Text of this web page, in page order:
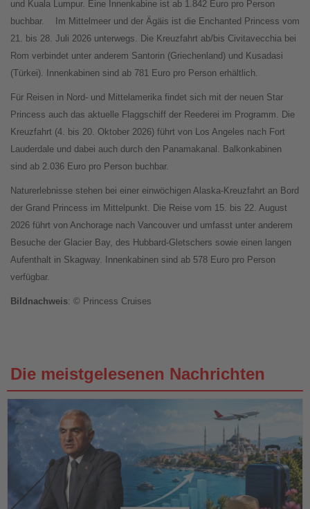
und Kuala Lumpur. Eine Innenkabine ist ab 1.842 Euro pro Person
buchbar.
Im Mittelmeer und der Ägäis ist die Enchanted Princess vom
21. bis 28. Juli 2026 unterwegs. Die Kreuzfahrt ab/bis Civitavecchia bei
Rom verbindet unter anderem Santorin (Griechenland) und Kusadasi
(Türkei). Innenkabinen sind ab 781 Euro pro Person erhältlich.
Für Reisen in Nord- und Mittelamerika findet sich mit der neuen Star
Princess auch das aktuelle Flaggschiff der Reederei im Programm. Die
Kreuzfahrt (4. bis 20. Oktober 2026) führt von Los Angeles nach Fort
Lauderdale und dabei auch durch den Panamakanal. Balkonkabinen
sind ab 2.036 Euro pro Person buchbar.
Naturerlebnisse stehen bei einer einwöchigen Alaska-Kreuzfahrt an Bord
der Grand Princess im Mittelpunkt. Die Reise vom 15. bis 22. August
2026 führt von Anchorage nach Vancouver und umfasst unter anderem
Besuche der Glacier Bay, des Hubbard-Gletschers sowie einen langen
Aufenthalt in Skagway. Innenkabinen sind ab 578 Euro pro Person
verfügbar.
Bildnachweis: © Princess Cruises
Die meistgelesenen Nachrichten